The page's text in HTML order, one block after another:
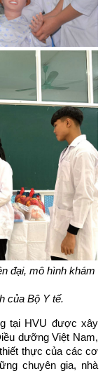
đại, mô hình khám
của Bộ Y tế.
tại HVU được xây
dưỡng Việt Nam,
thực của các cơ
chuyên gia, nhà